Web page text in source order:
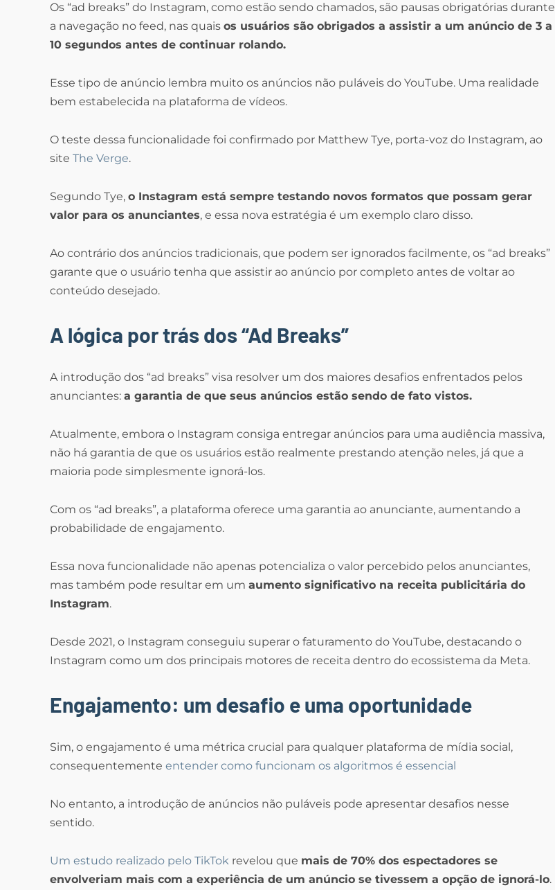
Os “ad breaks” do Instagram, como estão sendo chamados, são pausas obrigatórias durante
a navegação no feed, nas quais os usuários são obrigados a assistir a um anúncio de 3 a
10 segundos antes de continuar rolando.
Esse tipo de anúncio lembra muito os anúncios não puláveis do YouTube. Uma realidade
bem estabelecida na plataforma de vídeos.
O teste dessa funcionalidade foi confirmado por Matthew Tye, porta-voz do Instagram, ao
site The Verge.
Segundo Tye, o Instagram está sempre testando novos formatos que possam gerar
valor para os anunciantes, e essa nova estratégia é um exemplo claro disso.
Ao contrário dos anúncios tradicionais, que podem ser ignorados facilmente, os “ad breaks”
garante que o usuário tenha que assistir ao anúncio por completo antes de voltar ao
conteúdo desejado.
A lógica por trás dos “Ad Breaks”
A introdução dos “ad breaks” visa resolver um dos maiores desafios enfrentados pelos
anunciantes: a garantia de que seus anúncios estão sendo de fato vistos.
Atualmente, embora o Instagram consiga entregar anúncios para uma audiência massiva,
não há garantia de que os usuários estão realmente prestando atenção neles, já que a
maioria pode simplesmente ignorá-los.
Com os “ad breaks”, a plataforma oferece uma garantia ao anunciante, aumentando a
probabilidade de engajamento.
Essa nova funcionalidade não apenas potencializa o valor percebido pelos anunciantes,
mas também pode resultar em um aumento significativo na receita publicitária do
Instagram.
Desde 2021, o Instagram conseguiu superar o faturamento do YouTube, destacando o
Instagram como um dos principais motores de receita dentro do ecossistema da Meta.
Engajamento: um desafio e uma oportunidade
Sim, o engajamento é uma métrica crucial para qualquer plataforma de mídia social,
consequentemente entender como funcionam os algoritmos é essencial
No entanto, a introdução de anúncios não puláveis pode apresentar desafios nesse
sentido.
Um estudo realizado pelo TikTok revelou que mais de 70% dos espectadores se
envolveriam mais com a experiência de um anúncio se tivessem a opção de ignorá-lo.